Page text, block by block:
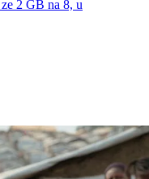
2 GB na 8, u